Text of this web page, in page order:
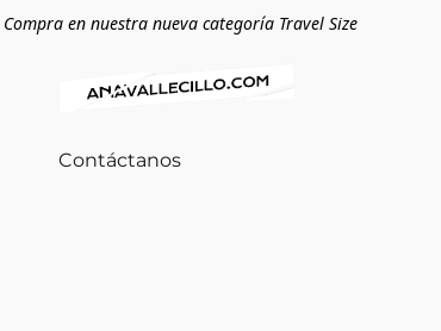
Compra en nuestra nueva categoría Travel Size
Contáctanos